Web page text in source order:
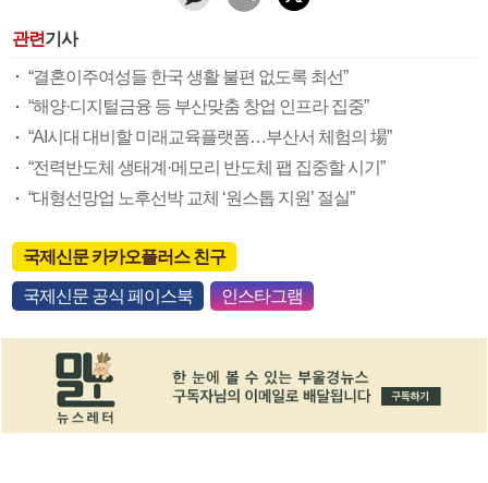
관련기사
“결혼이주여성들 한국 생활 불편 없도록 최선”
“해양·디지털금융 등 부산맞춤 창업 인프라 집중”
“AI시대 대비할 미래교육플랫폼…부산서 체험의 場”
“전력반도체 생태계·메모리 반도체 팹 집중할 시기”
“대형선망업 노후선박 교체 ‘원스톱 지원’ 절실”
국제신문 카카오플러스 친구
국제신문 공식 페이스북 인스타그램